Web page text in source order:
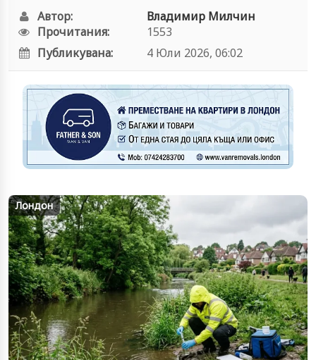
Автор:
Владимир Милчин
Прочитания:
1553
Публикувана:
4 Юли 2026, 06:02
Лондон